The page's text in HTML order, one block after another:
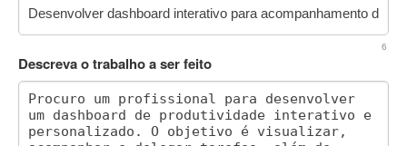
6
Descreva o trabalho a ser feito